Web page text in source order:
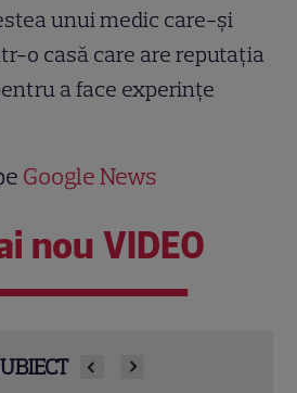
unui medic care-și
o casă care are reputația
a face experințe
Google News
nou VIDEO